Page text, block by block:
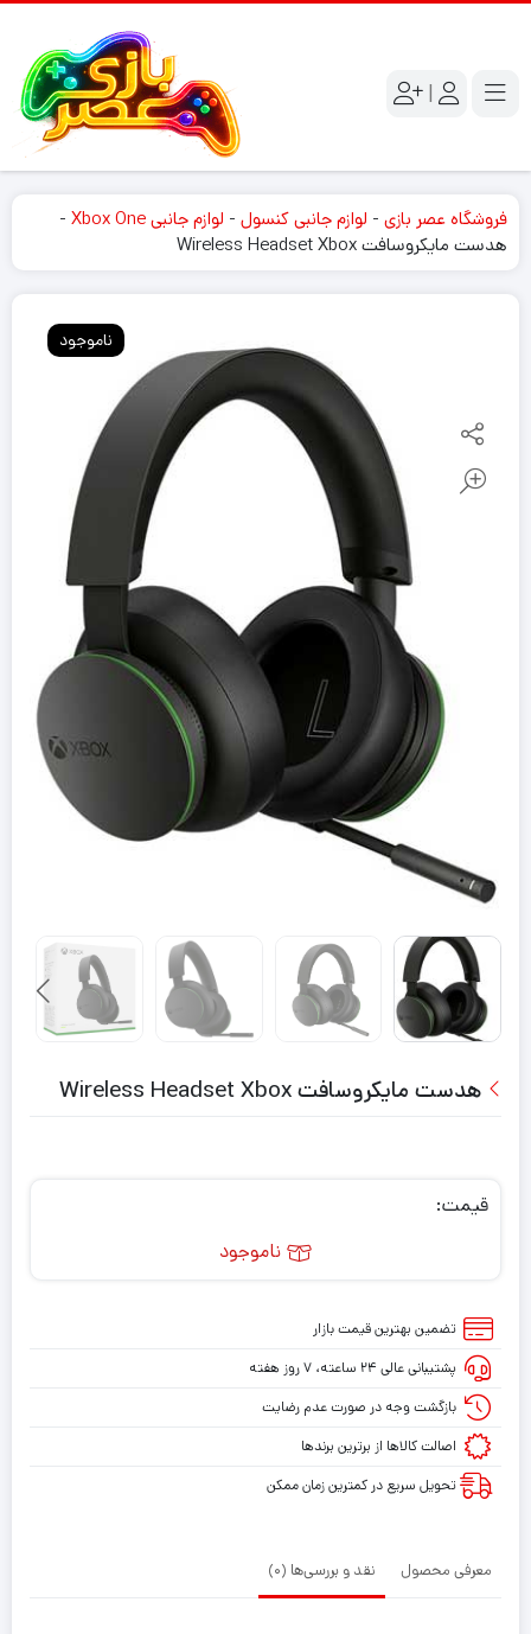
|
فروشگاه عصر بازی - لوازم جانبی کنسول - لوازم جانبی Xbox One
-
هدست مایکروسافت Wireless Headset Xbox
ناموجود
هدست مایکروسافت Wireless Headset Xbox
قیمت:
ناموجود
تضمین بهترین قیمت بازار
پشتیبانی عالی ۲۴ ساعته، ۷ روز هفته
بازگشت وجه در صورت عدم رضایت
اصالت کالاها از برترین برندها
تحویل سریع در کمترین زمان ممکن
معرفی محصول نقد و بررسی‌ها (0)